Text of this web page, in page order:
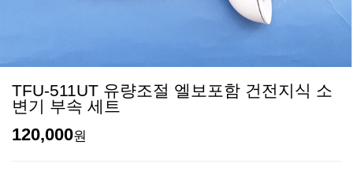
TFU-511UT 유량조절 엘보포함 건전지식 소
변기 부속 세트
120,000원